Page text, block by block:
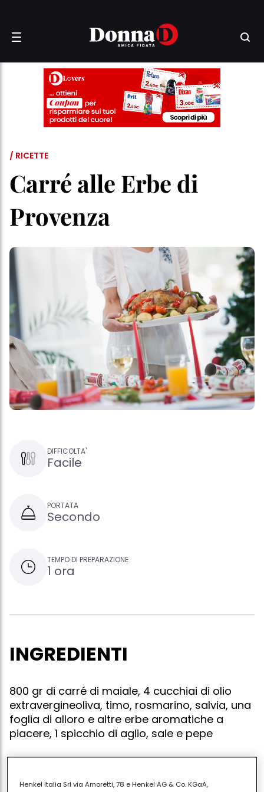
/ RICETTE
Carré alle Erbe di
Provenza
DIFFICOLTA'
Facile
PORTATA
Secondo
TEMPO DI PREPARAZIONE
1 ora
INGREDIENTI
800 gr di carré di maiale, 4 cucchiai di olio
extravergineoliva, timo, rosmarino, salvia, una
foglia di alloro e altre erbe aromatiche a
piacere, 1 spicchio di aglio, sale e pepe
Accendete il forno a 200gradi. tritate tutte le erbe e
Henkel Italia Srl via Amoretti, 78 e Henkel AG & Co. KGaA,